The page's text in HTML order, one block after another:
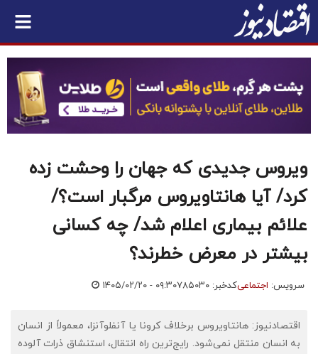
ویروس جدیدی که جهان را وحشت زده
کرد/ آیا هانتاویروس مرگبار است؟/
علائم بیماری اعلام شد/ چه کسانی
بیشتر در معرض خطرند؟
سرویس: اجتماعیکدخبر: ۷۸۵۰۳۰ ۱۴۰۵/۰۲/۲۰ - ۰۹:۳۰
اقتصادنیوز: هانتاویروس برخلاف کرونا یا آنفلوآنزا، معمولاً از انسان
به انسان منتقل نمی‌شود. رایج‌ترین راه انتقال، استنشاق ذرات آلوده